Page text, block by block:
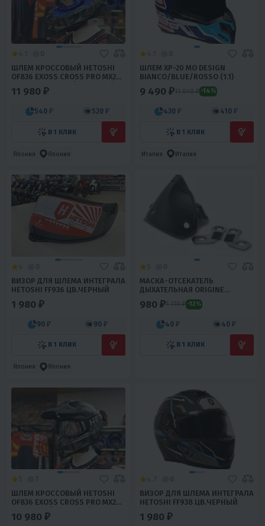
ШЛЕМ КРОССОВЫЙ HETOSHI
OF836 EXOSS CROSS PRO MX289
ЦВ.ЧЕРНО-СИНИЙ МАТОВЫЙ
Р.S
11 980 ₽
540 ₽ 520 ₽
В 1 КЛИК
Япония Япония
ШЛЕМ XP-20 MO DESIGN
BIANCO/BLUE/ROSSO (1.1)
9 490 ₽11 040 ₽ -14%
430 ₽ 410 ₽
В 1 КЛИК
Италия Италия
ВИЗОР ДЛЯ ШЛЕМА ИНТЕГРАЛА
HETOSHI FF936 ЦВ.ЧЕРНЫЙ
1 980 ₽
90 ₽ 90 ₽
В 1 КЛИК
Япония Япония
МАСКА-ОТСЕКАТЕЛЬ
ДЫХАТЕЛЬНАЯ ORIGINE
GLADIATORE
980 ₽1 110 ₽ -12%
40 ₽ 40 ₽
В 1 КЛИК
ШЛЕМ КРОССОВЫЙ HETOSHI
OF836 EXOSS CROSS PRO MX289
ЦВ.ЧЕРНЫЙ МАТОВЫЙ Р.XXL
10 980 ₽
ВИЗОР ДЛЯ ШЛЕМА ИНТЕГРАЛА
HETOSHI FF938 ЦВ.ЧЕРНЫЙ
1 980 ₽